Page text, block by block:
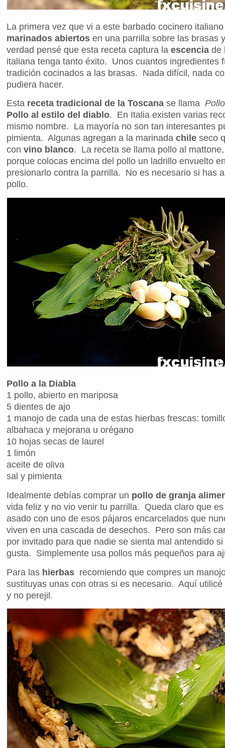
La primera vez que vi a este barbado cocinero
marinados abiertos en una parrilla sobre las brasas
verdad pensé que esta receta captura la escencia de
italiana tenga tanto éxito. Unos cuantos ingredientes
tradición cocinados a las brasas. Nada difícil, nada
pudiera hacer.
Esta receta tradicional de la Toscana se llama
Pollo al estilo del diablo. En Italia existen varias
mismo nombre. La mayoría no son tan interesantes
pimienta. Algunas agregan a la marinada chile seco
con vino blanco. La receta se llama pollo al
porque colocas encima del pollo un ladrillo envuelto
presionarlo contra la parrilla. No es necesario si has
pollo.
Pollo a la Diabla
1 pollo, abierto en mariposa
5 dientes de ajo
1 manojo de cada una de estas hierbas frescas:
albahaca y mejorana u orégano
10 hojas secas de laurel
1 limón
aceite de oliva
sal y pimienta
Idealmente debías comprar un pollo de granja
vida feliz y no vio venir tu parrilla. Queda claro que
asado con uno de esos pájaros encarcelados que
viven en una cascada de desechos. Pero son más
por invitado para que nadie se sienta mal antendido
gusta. Simplemente usa pollos más pequeños para
Para las hierbas recomiendo que compres un
sustituyas unas con otras si es necesario. Aquí
y no perejil.